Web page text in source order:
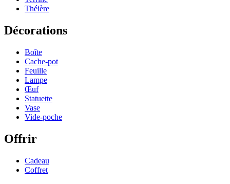
Théière
Décorations
Boîte
Cache-pot
Feuille
Lampe
Œuf
Statuette
Vase
Vide-poche
Offrir
Cadeau
Coffret